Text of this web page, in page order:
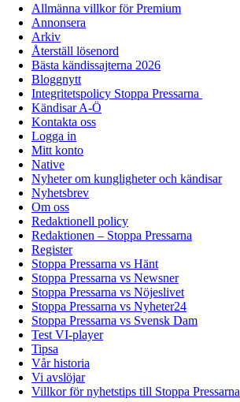
Allmänna villkor för Premium
Annonsera
Arkiv
Återställ lösenord
Bästa kändissajterna 2026
Bloggnytt
Integritetspolicy Stoppa Pressarna
Kändisar A-Ö
Kontakta oss
Logga in
Mitt konto
Native
Nyheter om kungligheter och kändisar
Nyhetsbrev
Om oss
Redaktionell policy
Redaktionen – Stoppa Pressarna
Register
Stoppa Pressarna vs Hänt
Stoppa Pressarna vs Newsner
Stoppa Pressarna vs Nöjeslivet
Stoppa Pressarna vs Nyheter24
Stoppa Pressarna vs Svensk Dam
Test VI-player
Tipsa
Vår historia
Vi avslöjar
Villkor för nyhetstips till Stoppa Pressarna